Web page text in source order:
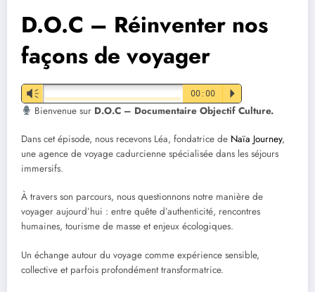
D.O.C – Réinventer nos
façons de voyager
Vm 00:00 P
Bienvenue sur D.O.C – Documentaire Objectif Culture.
Dans cet épisode, nous recevons Léa, fondatrice de Naïa Journey,
une agence de voyage cadurcienne spécialisée dans les séjours
immersifs.
À travers son parcours, nous questionnons notre manière de
voyager aujourd’hui : entre quête d’authenticité, rencontres
humaines, tourisme de masse et enjeux écologiques.
Un échange autour du voyage comme expérience sensible,
collective et parfois profondément transformatrice.